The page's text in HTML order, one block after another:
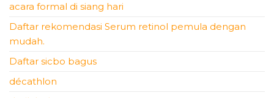
acara formal di siang hari
Daftar rekomendasi Serum retinol pemula dengan
mudah.
Daftar sicbo bagus
décathlon